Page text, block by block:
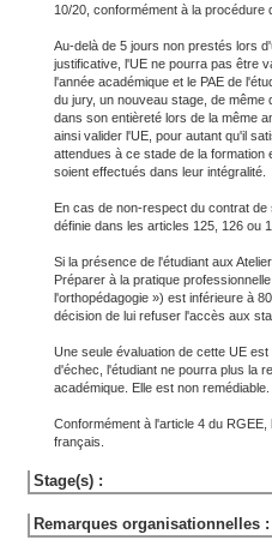
10/20, conformément à la procédure
Au-delà de 5 jours non prestés lors
justificative, l'UE ne pourra pas être
l'année académique et le PAE de
du jury, un nouveau stage, de
dans son entièreté lors de la même
ainsi valider l'UE, pour autant qu'il
attendues à ce stade de la formation
soient effectués dans leur intégralité.
En cas de non-respect du contrat
définie dans les articles 125, 126 ou
Si la présence de l'étudiant aux
Préparer à la pratique
l'orthopédagogie ») est inférieure à
décision de lui refuser l'accès aux
Une seule évaluation de cette UE
d'échec, l'étudiant ne pourra plus la
académique. Elle est non remédiable.
Conformément à l'article 4 du
français.
Stage(s) :
Remarques organisationnelles :